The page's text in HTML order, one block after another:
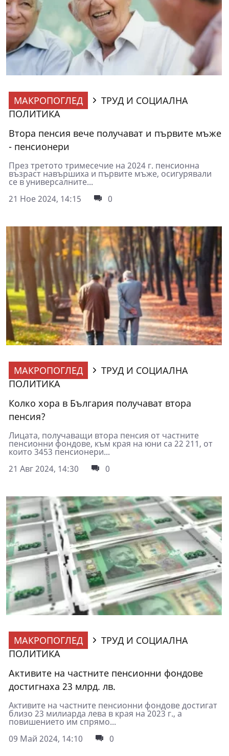
МАКРОПОГЛЕД
ТРУД И СОЦИАЛНА
ПОЛИТИКА
Втора пенсия вече получават и първите мъже
- пенсионери
През третото тримесечие на 2024 г. пенсионна
възраст навършиха и първите мъже, осигурявали
се в универсалните...
21 Ное 2024, 14:15
0
МАКРОПОГЛЕД
ТРУД И СОЦИАЛНА
ПОЛИТИКА
Колко хора в България получават втора
пенсия?
Лицата, получаващи втора пенсия от частните
пенсионни фондове, към края на юни са 22 211, от
които 3453 пенсионери...
21 Авг 2024, 14:30
0
МАКРОПОГЛЕД
ТРУД И СОЦИАЛНА
ПОЛИТИКА
Активите на частните пенсионни фондове
достигнаха 23 млрд. лв.
Активите на частните пенсионни фондове достигат
близо 23 милиарда лева в края на 2023 г., а
повишението им спрямо...
09 Май 2024, 14:10
0